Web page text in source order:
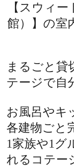
【スウィ
館）】の室
まるごと貸
テージで自
お風呂やキ
各建物ごと
1家族や1グ
れるコテー